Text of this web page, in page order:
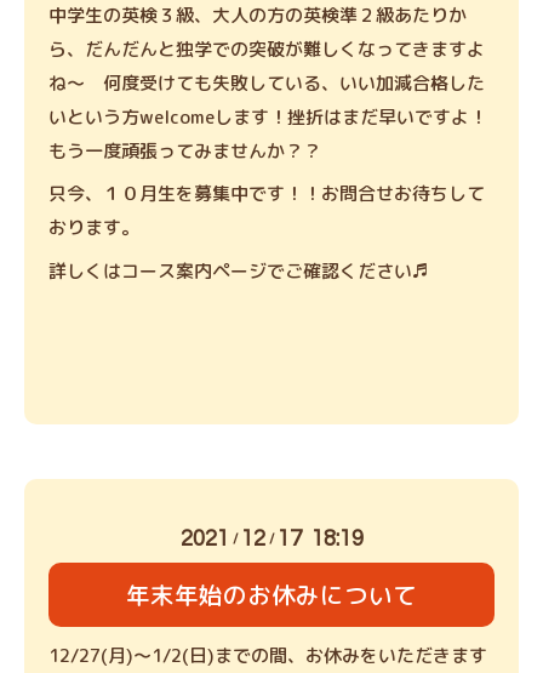
中学生の英検３級、大人の方の英検準２級あたりか
ら、だんだんと独学での突破が難しくなってきますよ
ね～ 何度受けても失敗している、いい加減合格した
いという方welcomeします！挫折はまだ早いですよ！
もう一度頑張ってみませんか？？
只今、１０月生を募集中です！！お問合せお待ちして
おります。
詳しくはコース案内ページでご確認ください♬
2021 / 12/ 17 18:19
年末年始のお休みについて
12/27(月)～1/2(日)までの間、お休みをいただきます